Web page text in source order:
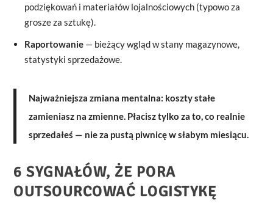
podziękowań i materiałów lojalnościowych (typowo za
grosze za sztukę).
Raportowanie— bieżący wgląd w stany magazynowe,
statystyki sprzedażowe.
Najważniejsza zmiana mentalna: koszty stałe
zamieniasz na zmienne. Płacisz tylko za to, co realnie
sprzedałeś — nie za pustą piwnicę w słabym miesiącu.
6 SYGNAŁÓW, ŻE PORA
OUTSOURCOWAĆ LOGISTYKĘ